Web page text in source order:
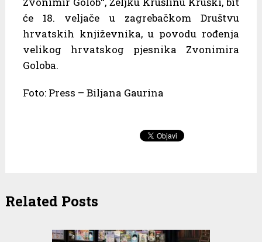
će 18. veljače u zagrebačkom Društvu
hrvatskih književnika, u povodu rođenja
velikog hrvatskog pjesnika Zvonimira
Goloba.
Foto: Press – Biljana Gaurina
Related Posts